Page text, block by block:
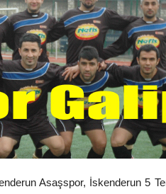
Asaşspor, İskenderun 5